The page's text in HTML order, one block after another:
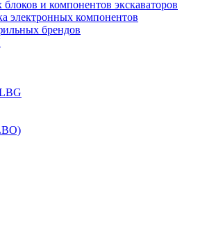
и компонентов экскаваторов
электронных компонентов
брендов